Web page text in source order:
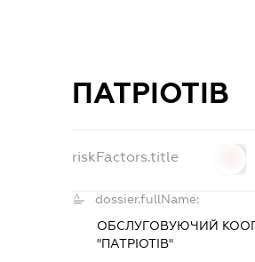
ПАТРІОТІВ
riskFactors.title
dossier.fullName:
ОБСЛУГОВУЮЧИЙ
"ПАТРІОТІВ"